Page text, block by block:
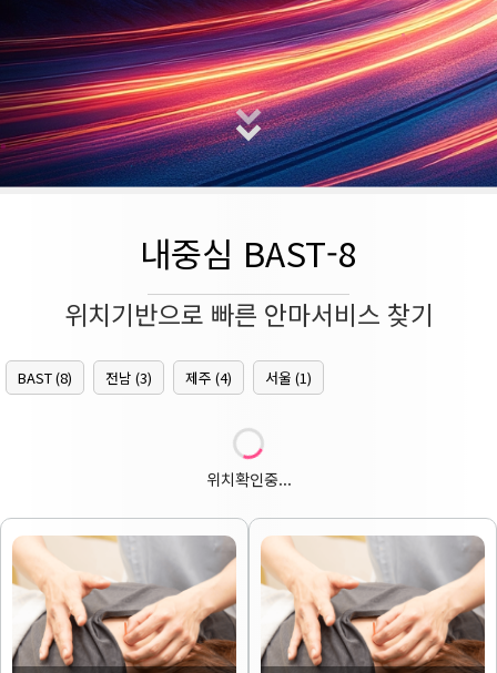
내중심 BAST-8
위치기반으로 빠른 안마서비스 찾기
BAST (8) 전남 (3) 제주 (4) 서울 (1)
위치확인중...